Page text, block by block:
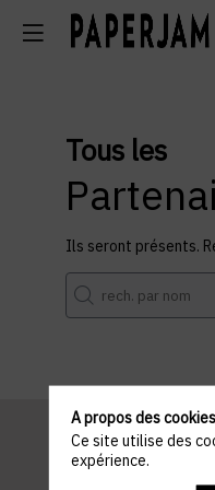
Tous les
Ils seront présents.
A propos des
Ce site utilise des
expérience.